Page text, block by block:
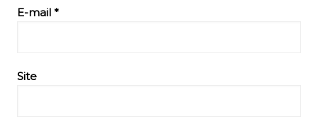
E-mail *
Site